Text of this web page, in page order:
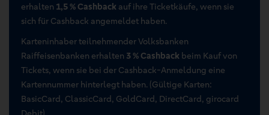
erhalten 1,5 % Cashback auf ihre Ticketkäufe, wenn sie
sich für Cashback angemeldet haben.
Karteninhaber teilnehmender Volksbanken
Raiffeisenbanken erhalten 3 % Cashback beim Kauf von
Tickets, wenn sie bei der Cashback-Anmeldung eine
Kartennummer hinterlegt haben. (Gültige Karten:
BasicCard, ClassicCard, GoldCard, DirectCard, girocard